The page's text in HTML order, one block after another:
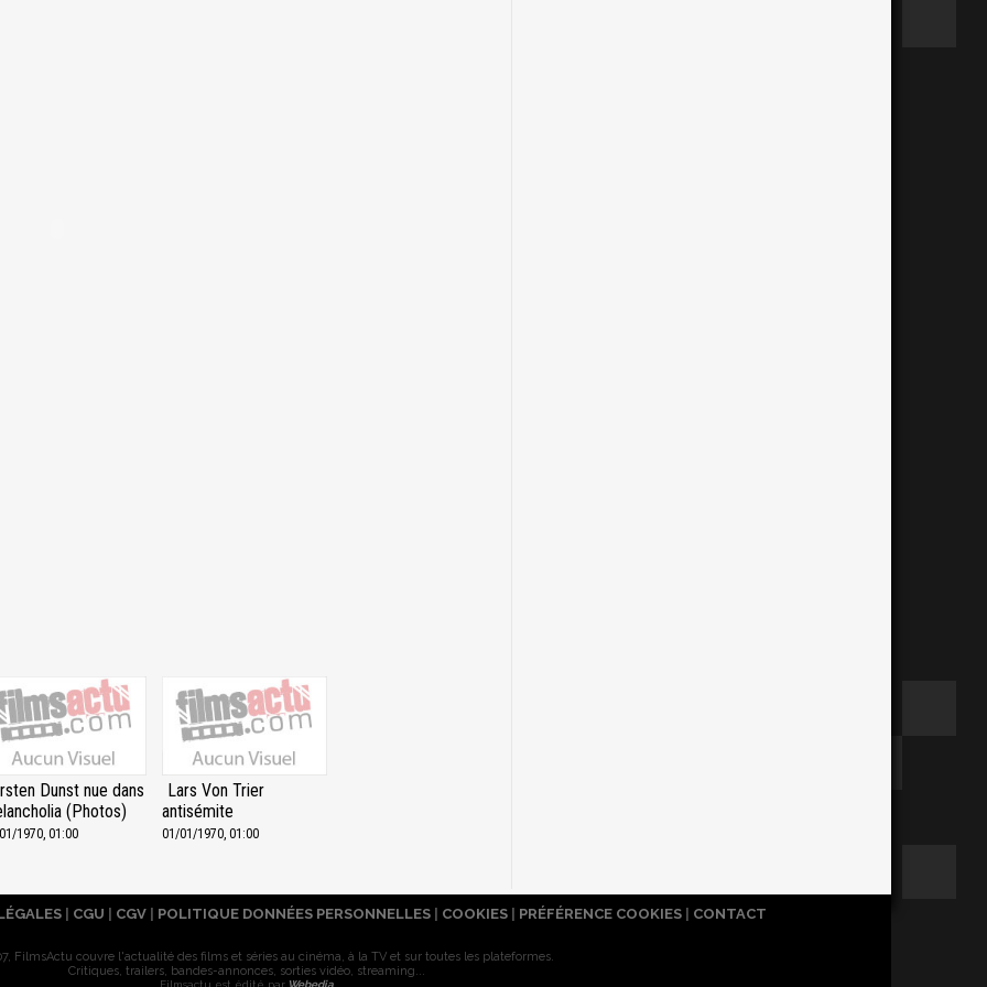
Dunst nue dans
(Photos)
1970, 01:00
Lars Von Trier
antisémite
01/01/1970, 01:00
| CGU | CGV | POLITIQUE DONNÉES PERSONNELLES | COOKIES | PRÉFÉRENCE COOKIES | CONTACT
FilmsActu couvre l'actualité des films et séries au cinéma, à la TV et sur toutes les plateformes.
Critiques, trailers, bandes-annonces, sorties vidéo, streaming...
Filmsactu est édité par Webedia